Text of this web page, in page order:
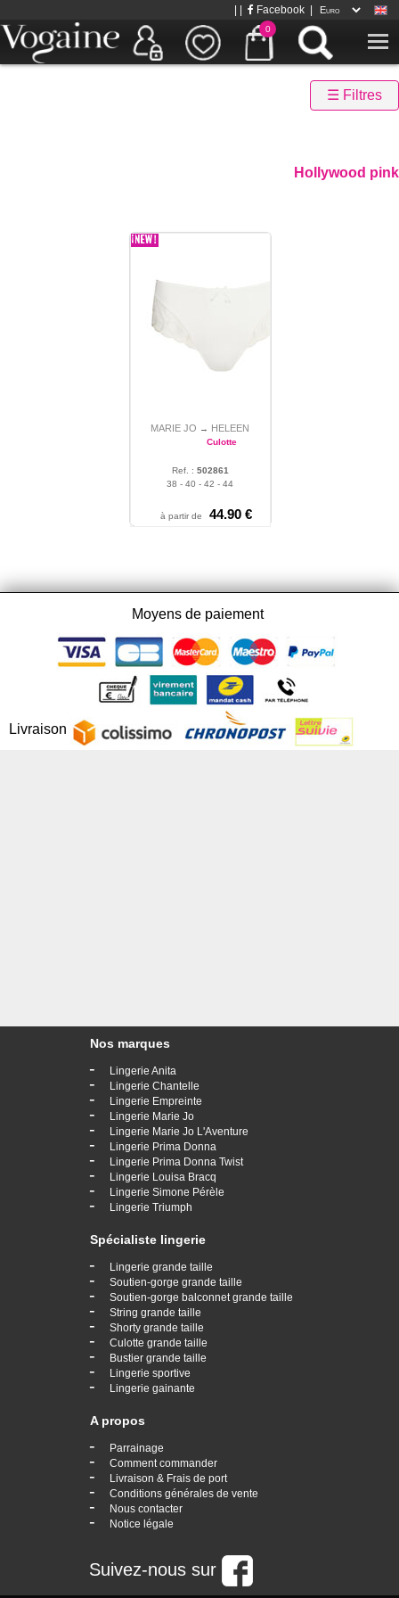
0
Facebook
☰ Filtres
Hollywood pink
MARIE JO → HELEEN
Culotte
Ref. : 502861
38 - 40 - 42 - 44
à partir de 44.90 €
Moyens de paiement
Livraison
Nos marques
- Lingerie Anita
- Lingerie Chantelle
- Lingerie Empreinte
- Lingerie Marie Jo
- Lingerie Marie Jo L'Aventure
- Lingerie Prima Donna
- Lingerie Prima Donna Twist
- Lingerie Louisa Bracq
- Lingerie Simone Pérèle
- Lingerie Triumph
Spécialiste lingerie
- Lingerie grande taille
- Soutien-gorge grande taille
- Soutien-gorge balconnet grande taille
- String grande taille
- Shorty grande taille
- Culotte grande taille
- Bustier grande taille
- Lingerie sportive
- Lingerie gainante
A propos
- Parrainage
- Comment commander
- Livraison & Frais de port
- Conditions générales de vente
- Nous contacter
- Notice légale
Suivez-nous sur